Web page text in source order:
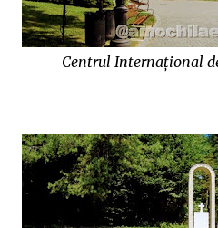
Centrul Internațional